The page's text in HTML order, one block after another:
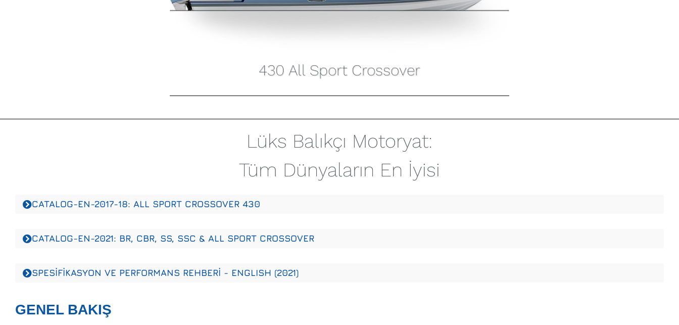
430 All Sport Crossover
Lüks Balıkçı Motoryat:
Tüm Dünyaların En İyisi
CATALOG-EN-2017-18: ALL SPORT CROSSOVER 430
CATALOG-EN-2021: BR, CBR, SS, SSC & ALL SPORT CROSSOVER
SPESİFİKASYON VE PERFORMANS REHBERİ - ENGLISH (2021)
GENEL BAKIŞ